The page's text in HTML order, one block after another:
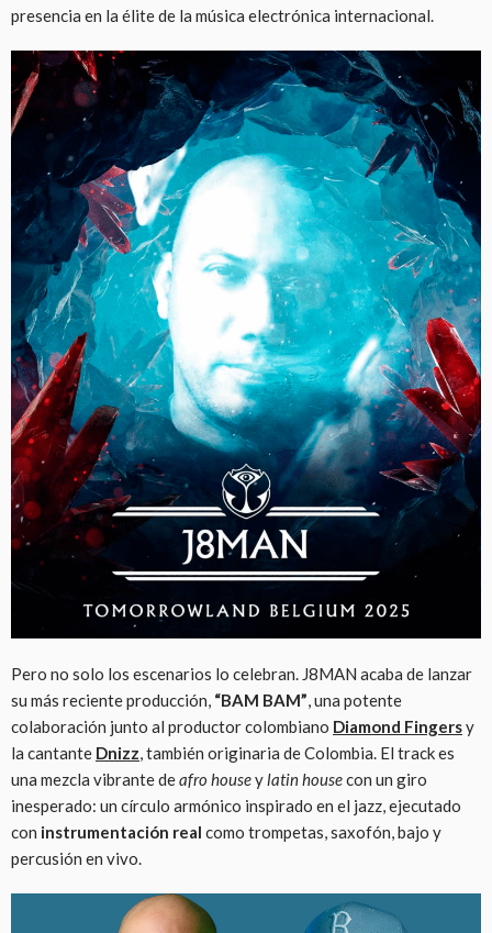
presencia en la élite de la música electrónica internacional.
Pero no solo los escenarios lo celebran. J8MAN acaba de lanzar
su más reciente producción, “BAM BAM”, una potente
colaboración junto al productor colombiano Diamond Fingersy
la cantante Dnizz,también originaria de Colombia. El track es
una mezcla vibrante deafro houseylatin housecon un giro
inesperado: un círculo armónico inspirado en el jazz, ejecutado
con instrumentación real como trompetas, saxofón, bajo y
percusión en vivo.